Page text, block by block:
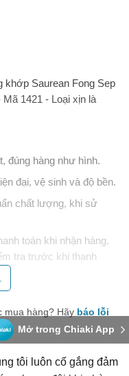
Mở trong Chiaki App
khớp Saurean Fong Sep
1421 - Loại xịn là
đúng hàng như hình.
đại, vệ sinh và độ bền.
chất lượng, khi sử
toán khi nhận hàng.
tra trước khi thanh
để đạt và trải nghiệm.
của shop.
không có tác dụng thay
mua hàng? Hãy báo lỗi
tôi luôn cố gắng đảm